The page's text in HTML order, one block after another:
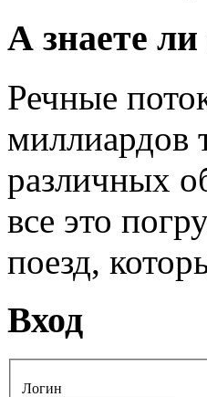
А знаете
Речные
миллиардов
различных
все это
поезд,
Вход
Логин